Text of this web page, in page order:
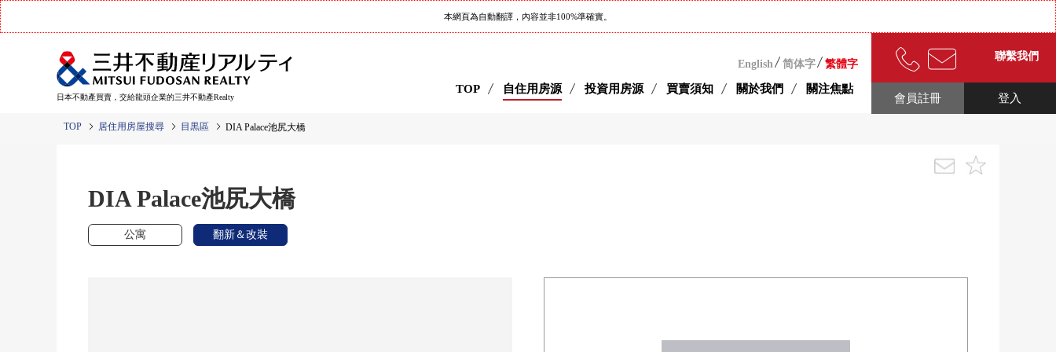
本網頁為自動翻譯，內容並非100%準確實。
日本不動產買賣，交給龍頭企業的三井不動產Realty
English 简体字 繁體字
TOP 自住用房源 投資用房源 買賣須知 關於我們 關注焦點
聯繫我們
登入
會員註冊
TOP 居住用房屋搜尋 目黒區 DIA Palace池尻大橋
DIA Palace池尻大橋
公寓 翻新＆改裝